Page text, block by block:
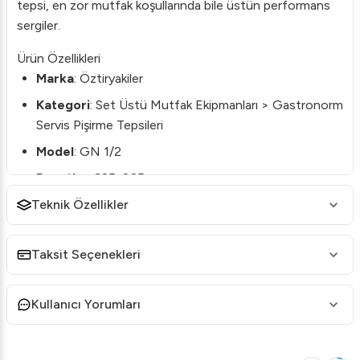
tepsi, en zor mutfak koşullarında bile üstün performans
sergiler.
Ürün Özellikleri
Marka: Öztiryakiler
Kategori: Set Üstü Mutfak Ekipmanları > Gastronorm
Servis Pişirme Tepsileri
Model: GN 1/2
Boyutlar: 325x265 mm
Derinlik: 65 mm
GTIN: 8696676023720
Dayanıklılık ve Kalite
Öztiryakiler Gastronorm Tepsi, sağlam yapısı ile bilinen
kaliteli malzemelerden üretilmiştir. Dayanıklılığı sayesinde
uzun ömürlü bir kullanım sağlar ve endüstriyel mutfaklarda
Teknik Özellikler
Taksit Seçenekleri
Kullanıcı Yorumları